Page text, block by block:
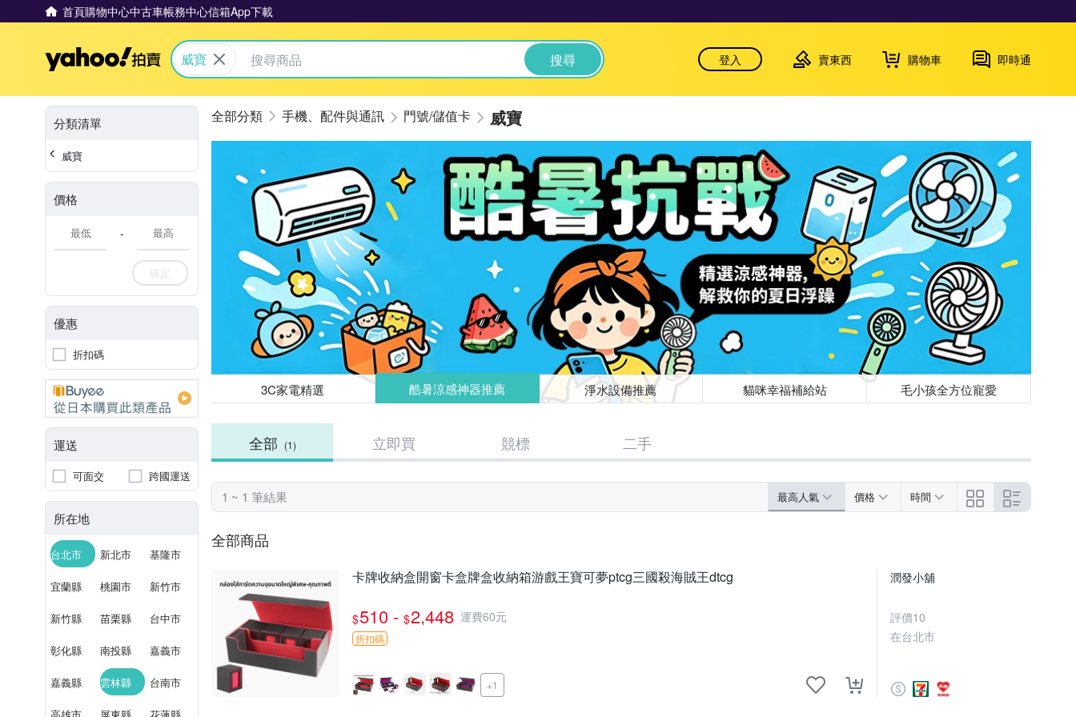
首頁購物中心中古車帳務中心信箱App下載
Yahoo拍賣
威寶 搜尋 登入 賣東西 購物車 即時通
分類清單
威寶
價格
-
確定
優惠
折扣碼
運送
可面交 跨國運送
所在地
台北市 新北市 基隆市
宜蘭縣 桃園市 新竹市
新竹縣 苗栗縣 台中市
彰化縣 南投縣 嘉義市
嘉義縣 雲林縣 台南市
手機、配件與通訊 門號/儲值卡 威寶
3C家電精選 酷暑涼感神器推薦 淨水設備推薦 貓咪幸福補給站 毛小孩全方位寵愛
全部 (1) 立即買 競標 二手
1 ~ 1 筆結果 最高人氣 價格 時間
全部商品
卡牌收納盒開窗卡盒牌盒收納箱游戲王寶可夢ptcg三國殺海賊王dtcg
$510 - $2,448 運費60元
折扣碼
+1
潤發小舖
評價10
在台北市